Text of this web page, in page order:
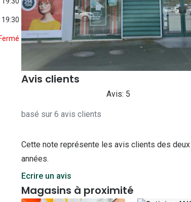
Accessoires audition
Tous nos accessoires
Fermé
Avis clients
Avis: 5
basé sur 6 avis clients
Cette note représente les avis clients des
années.
Ecrire un avis
Magasins à proximité